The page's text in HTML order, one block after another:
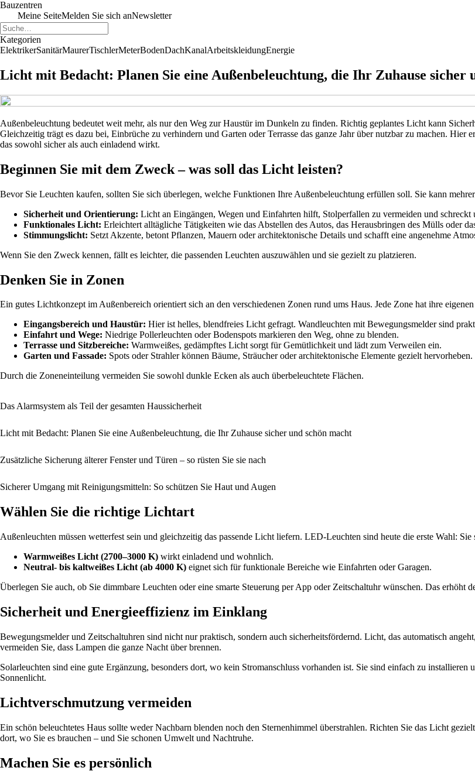
Bauzentren
Meine SeiteMelden Sie sich anNewsletter
Kategorien
ElektrikerSanitärMaurerTischlerMeterBodenDachKanalArbeitskleidungEnergie
Licht mit Bedacht: Planen Sie eine Außenbeleuchtung, die Ihr Zuhause sicher
Außenbeleuchtung bedeutet weit mehr, als nur den Weg zur Haustür im Dunkeln zu finden. Richtig geplantes Licht kann
Gleichzeitig trägt es dazu bei, Einbrüche zu verhindern und Garten oder Terrasse das ganze Jahr über nutzbar zu machen.
das sowohl sicher als auch einladend wirkt.
Beginnen Sie mit dem Zweck – was soll das Licht leisten?
Bevor Sie Leuchten kaufen, sollten Sie sich überlegen, welche Funktionen Ihre Außenbeleuchtung erfüllen soll. Sie kann
Sicherheit und Orientierung: Licht an Eingängen, Wegen und Einfahrten hilft, Stolperfallen zu vermeiden und schreckt
Funktionales Licht: Erleichtert alltägliche Tätigkeiten wie das Abstellen des Autos, das Herausbringen des Mülls oder
Stimmungslicht: Setzt Akzente, betont Pflanzen, Mauern oder architektonische Details und schafft eine angenehme
Wenn Sie den Zweck kennen, fällt es leichter, die passenden Leuchten auszuwählen und sie gezielt zu platzieren.
Denken Sie in Zonen
Ein gutes Lichtkonzept im Außenbereich orientiert sich an den verschiedenen Zonen rund ums Haus. Jede Zone hat ihre
Eingangsbereich und Haustür: Hier ist helles, blendfreies Licht gefragt. Wandleuchten mit Bewegungsmelder sind
Einfahrt und Wege: Niedrige Pollerleuchten oder Bodenspots markieren den Weg, ohne zu blenden.
Terrasse und Sitzbereiche: Warmweißes, gedämpftes Licht sorgt für Gemütlichkeit und lädt zum Verweilen ein.
Garten und Fassade: Spots oder Strahler können Bäume, Sträucher oder architektonische Elemente gezielt hervorheben.
Durch die Zoneneinteilung vermeiden Sie sowohl dunkle Ecken als auch überbeleuchtete Flächen.
Das Alarmsystem als Teil der gesamten Haussicherheit
Licht mit Bedacht: Planen Sie eine Außenbeleuchtung, die Ihr Zuhause sicher und schön macht
Zusätzliche Sicherung älterer Fenster und Türen – so rüsten Sie sie nach
Sicherer Umgang mit Reinigungsmitteln: So schützen Sie Haut und Augen
Wählen Sie die richtige Lichtart
Außenleuchten müssen wetterfest sein und gleichzeitig das passende Licht liefern. LED-Leuchten sind heute die erste Wahl:
Warmweißes Licht (2700–3000 K) wirkt einladend und wohnlich.
Neutral- bis kaltweißes Licht (ab 4000 K) eignet sich für funktionale Bereiche wie Einfahrten oder Garagen.
Überlegen Sie auch, ob Sie dimmbare Leuchten oder eine smarte Steuerung per App oder Zeitschaltuhr wünschen. Das erhöht
Sicherheit und Energieeffizienz im Einklang
Bewegungsmelder und Zeitschaltuhren sind nicht nur praktisch, sondern auch sicherheitsfördernd. Licht, das automatisch
vermeiden Sie, dass Lampen die ganze Nacht über brennen.
Solarleuchten sind eine gute Ergänzung, besonders dort, wo kein Stromanschluss vorhanden ist. Sie sind einfach zu
Sonnenlicht.
Lichtverschmutzung vermeiden
Ein schön beleuchtetes Haus sollte weder Nachbarn blenden noch den Sternenhimmel überstrahlen. Richten Sie das Licht
dort, wo Sie es brauchen – und Sie schonen Umwelt und Nachtruhe.
Machen Sie es persönlich